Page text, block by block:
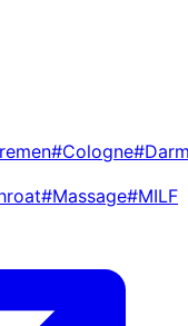
#Cologne
#Massage#MILF